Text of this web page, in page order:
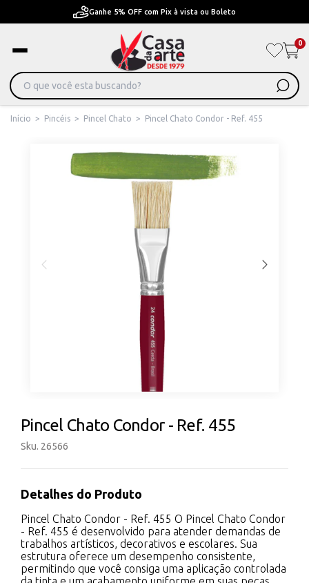
Pague em Até 6x sem juros ou ate 12x com juros
0
Início > Pincéis > Pincel Chato > Pincel Chato Condor - Ref. 455
Pincel Chato Condor - Ref. 455
Sku. 26566
Detalhes do Produto
Pincel Chato Condor - Ref. 455 O Pincel Chato Condor
- Ref. 455 é desenvolvido para atender demandas de
trabalhos artísticos, decorativos e escolares. Sua
estrutura oferece um desempenho consistente,
permitindo que você consiga uma aplicação controlada